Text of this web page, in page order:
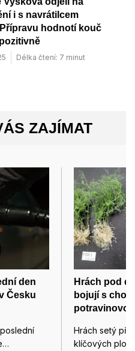
i s navrátilcem
hodnotí kouč
Délka čtení: 7 minut
ZAJÍMAT
den
Česku
Hrách pod
bojují s
Hrách setý
klíčových